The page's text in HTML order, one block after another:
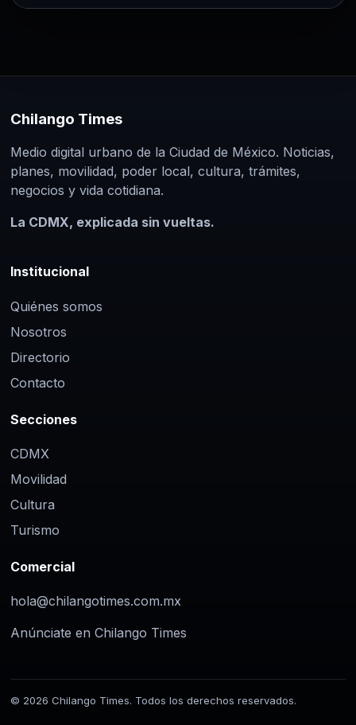
3 Mar 2026
detener la violencia en Medio Oriente e
Paginación
entradas
Chilango Times
Medio digital urbano de la Ciudad de México. Noticias,
planes, movilidad, poder local, cultura, trámites,
negocios y vida cotidiana.
La CDMX, explicada sin vueltas.
Institucional
Quiénes somos
Nosotros
Directorio
Contacto
Secciones
CDMX
Movilidad
Cultura
Turismo
Comercial
hola@chilangotimes.com.mx
Anúnciate en Chilango Times
© 2026 Chilango Times. Todos los derechos reservados.